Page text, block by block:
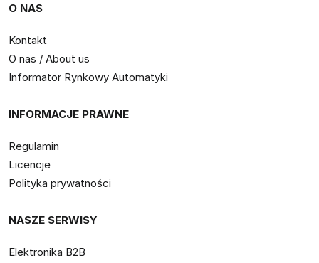
O NAS
Kontakt
O nas / About us
Informator Rynkowy Automatyki
INFORMACJE PRAWNE
Regulamin
Licencje
Polityka prywatności
NASZE SERWISY
Elektronika B2B